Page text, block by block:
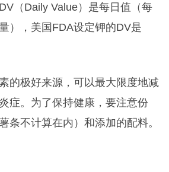
（Daily Value）是每日值（每
），美国FDA设定钾的DV是
的极好来源，可以最大限度地减
症。为了保持健康，要注意份
条不计算在内）和添加的配料。